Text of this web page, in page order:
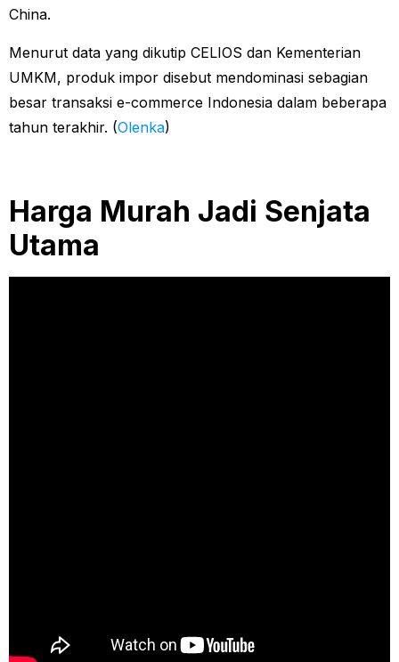
China.
Menurut data yang dikutip CELIOS dan Kementerian
UMKM, produk impor disebut mendominasi sebagian
besar transaksi e-commerce Indonesia dalam beberapa
tahun terakhir. (Olenka)
Harga Murah Jadi Senjata
Utama